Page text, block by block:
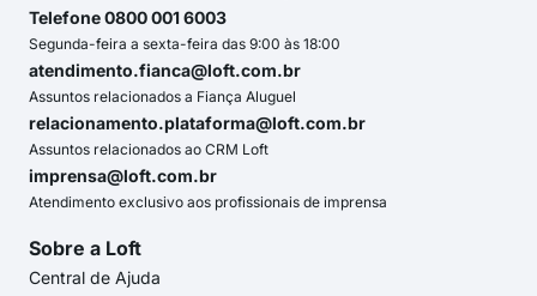
Telefone 0800 001 6003
Segunda-feira a sexta-feira das 9:00 às 18:00
atendimento.fianca@loft.com.br
Assuntos relacionados a Fiança Aluguel
relacionamento.plataforma@loft.com.br
Assuntos relacionados ao CRM Loft
imprensa@loft.com.br
Atendimento exclusivo aos profissionais de imprensa
Sobre a Loft
Central de Ajuda